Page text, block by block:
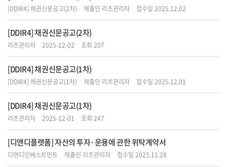
[DDIR4] 채권신문공고(2차) 제출인 리츠관리자 접수일 2025.12.02
[DDIR4] 채권신문공고(2차)
리츠관리자 2025-12-02 조회 207
[DDIR4] 채권신문공고(1차)
[DDIR4] 채권신문공고(1차) 제출인 리츠관리자 접수일 2025.12.01
[DDIR4] 채권신문공고(1차)
리츠관리자 2025-12-01 조회 247
[디앤디플랫폼] 자산의 투자·운용에 관한 위탁계약서
디앤디인베스트먼트 제출인 리츠관리자 접수일 2025.11.28